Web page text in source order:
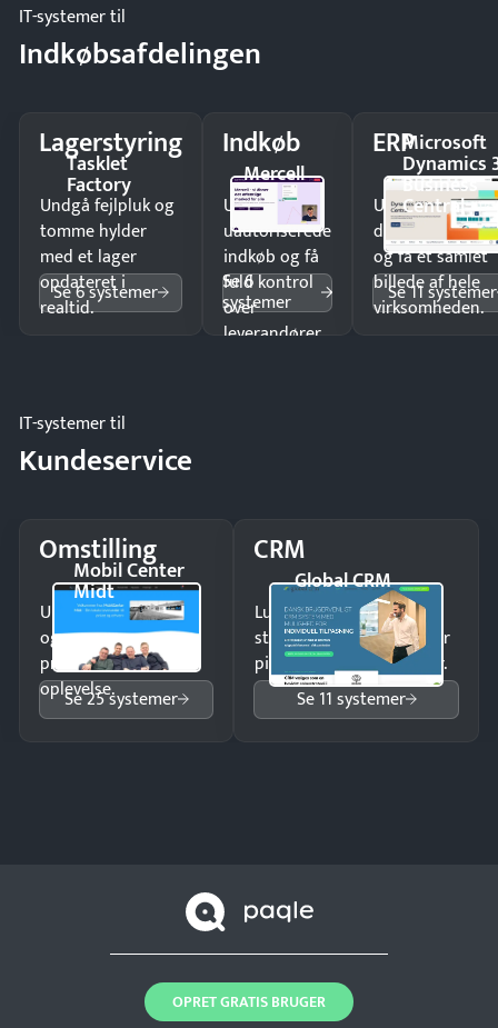
IT-systemer til
Indkøbsafdelingen
Lagerstyring
Tasklet
Factory
Undgå fejlpluk og
tomme hylder
med et lager
opdateret i
realtid.
Se 6 systemer
Indkøb
Mercell
Undgå
uautoriserede
indkøb og få
fuld kontrol
over
leverandører
Se 6
systemer
ERPMicrosoft
Dynamics
Business
Central
Undgå
og få ét samlet
billede af hele
virksomheden.
Se 11 systemer
IT-systemer til
Kundeservice
Omstilling
Mobil Center
Midt
Undgå tabte opkald
og giv kunderne en
professionel
oplevelse.
Se 25 systemer
CRM
Global CRM
Luk flere salg med et
struktureret overblik over
pipeline og opfølgninger.
Se 11 systemer
OPRET GRATIS BRUGER